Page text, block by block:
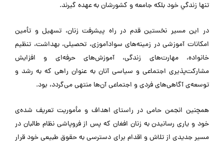
تنها زندگي خود بلكه جامعه و كشورشان به عهده گيرند.
در اين مسير نخستين قدم در راه پيشرفت زنان، تسهیل و تأمين
امكانات آموزشی در زمينه‌های سوادآموزی، تحصيلی، بهداشت، تنظيم
خانواده، مهارت‌های زندگی، آموزش‌های حرفه‌ای و افزايش
مشاركت‌پذيری اجتماعی و سياسی آنان به عنوان راهی كه به رشد و
توسعه‌ی آگاهی‌های فردی و اجتماعی آن‌ها منتهی می‌گردد، بود.
همچنین انجمن حامی در راستای اهداف و مأموریت تعریف شده‌ی
خود و یاری رسانیدن به زنان افغان که پس از فروپاشی نظام طالبان در
مسیر جدیدی از تلاش و اقدام برای دسترسی به حقوق طبیعی خود قرار